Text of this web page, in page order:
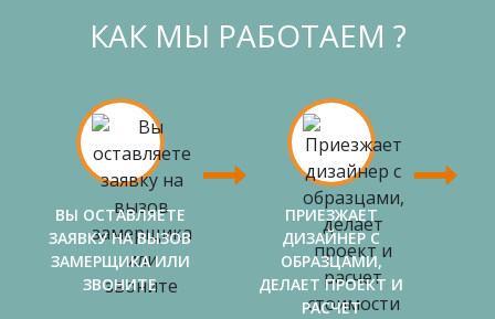
КАК МЫ РАБОТАЕМ ?
ВЫ ОСТАВЛЯЕТЕ
ЗАЯВКУ НА ВЫЗОВ
ЗАМЕРЩИКА ИЛИ
ЗВОНИТЕ
ПРИЕЗЖАЕТ
ДИЗАЙНЕР С
ОБРАЗЦАМИ,
ДЕЛАЕТ ПРОЕКТ И
РАСЧЕТ